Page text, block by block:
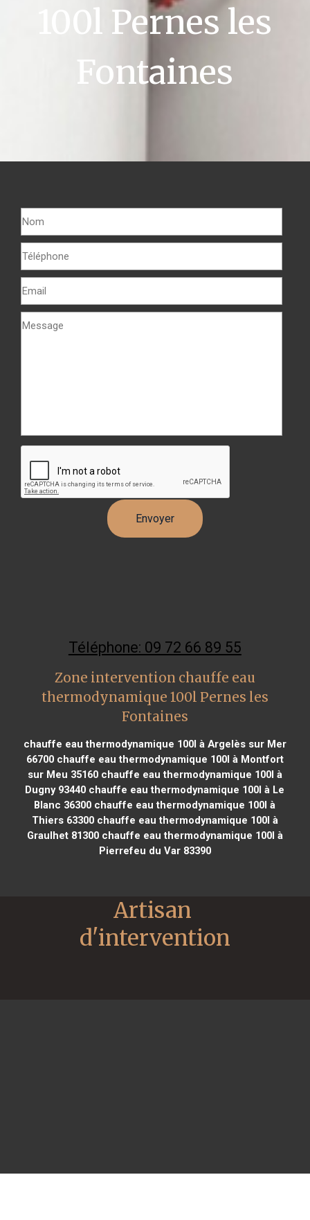
100l Pernes les
Fontaines
Téléphone: 09 72 66 89 55
Zone intervention chauffe eau
thermodynamique 100l Pernes les
Fontaines
chauffe eau thermodynamique 100l à Argelès sur Mer
66700chauffe eau thermodynamique 100l à Montfort
sur Meu 35160chauffe eau thermodynamique 100l à
Dugny 93440 chauffe eau thermodynamique 100l à Le
Blanc 36300 chauffe eau thermodynamique 100l à
Thiers 63300chauffe eau thermodynamique 100l à
Graulhet 81300chauffe eau thermodynamique 100l à
Pierrefeu du Var 83390
Artisan
d'intervention